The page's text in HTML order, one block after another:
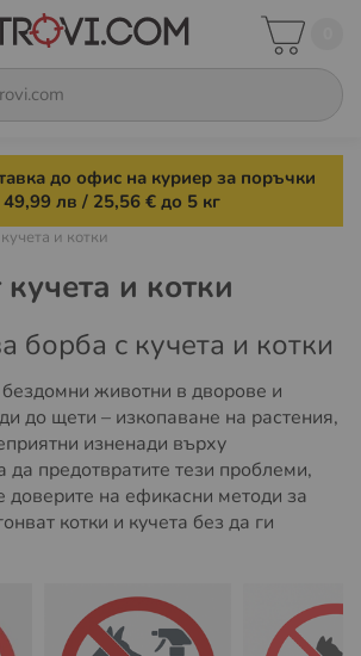
до офис на куриер за поръчки
49,99 лв / 25,56 € до 5 кг
и котки
и котки
борба с кучета и котки
животни в дворове и
до щети – изкопаване на растения,
изненади върху
да предотвратите тези проблеми,
доверите на ефикасни методи за
котки и кучета без да ги